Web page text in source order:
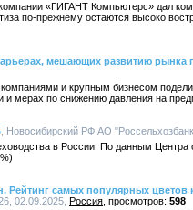
«ГИГАНТ Компьютерс» дал
по-прежнему остаются высоко
мешающих развитию рынка
и крупным бизнесом
мерах по снижению давления на
, Новосибирский РФ АО
в России. По данным
самых популярных цветов
02.09.2025, Россия
598